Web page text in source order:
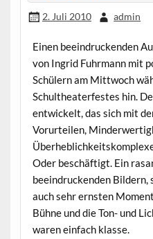
2. Juli 2010 admin
Einen beeindruckenden
von Ingrid Fuhrmann mit
Schülern am Mittwoch
Schultheaterfestes hin.
entwickelt, das sich mit
Vorurteilen,
Oder beschäftigt. Ein
beeindruckenden Bildern,
auch sehr ernsten
Bühne und die Ton- und
waren einfach klasse.